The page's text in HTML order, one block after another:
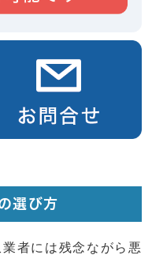
選び方
者には残念ながら悪